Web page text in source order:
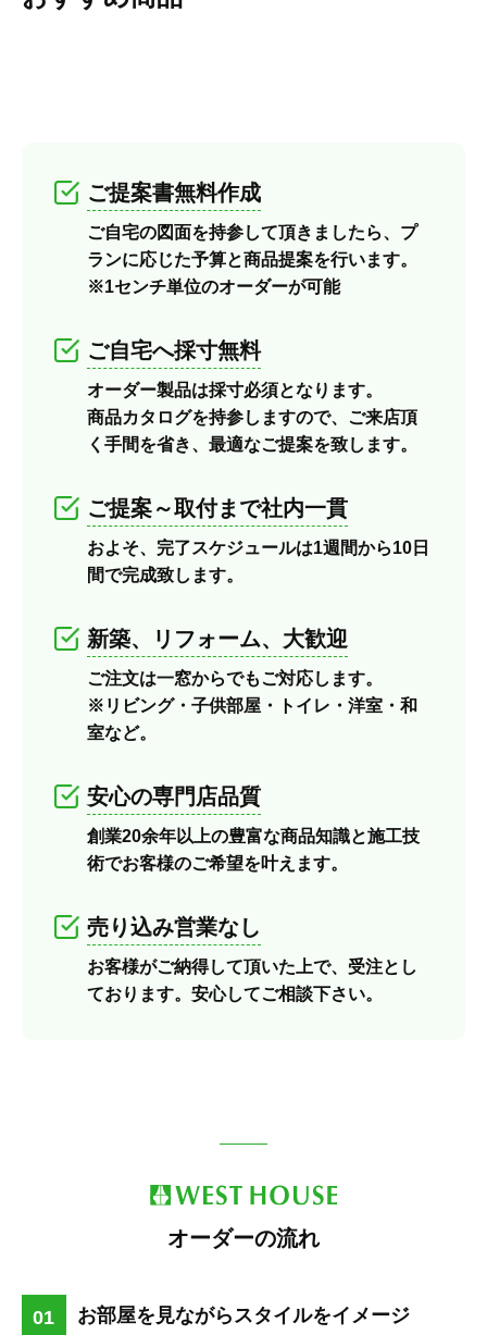
ご提案書無料作成
ご自宅の図面を持参して頂きましたら、プ
ランに応じた予算と商品提案を行います。
※1センチ単位のオーダーが可能
ご自宅へ採寸無料
オーダー製品は採寸必須となります。
商品カタログを持参しますので、ご来店頂
く手間を省き、最適なご提案を致します。
ご提案～取付まで社内一貫
およそ、完了スケジュールは1週間から10日
間で完成致します。
新築、リフォーム、大歓迎
ご注文は一窓からでもご対応します。
※リビング・子供部屋・トイレ・洋室・和
室など。
安心の専門店品質
創業20余年以上の豊富な商品知識と施工技
術でお客様のご希望を叶えます。
売り込み営業なし
お客様がご納得して頂いた上で、受注とし
ております。安心してご相談下さい。
オーダーの流れ
01 お部屋を見ながらスタイルをイメージ